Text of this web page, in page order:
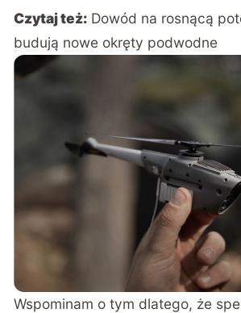
Czytaj też: Dowód na rosnącą
budują nowe okręty podwodne
Wspominam o tym dlatego, że